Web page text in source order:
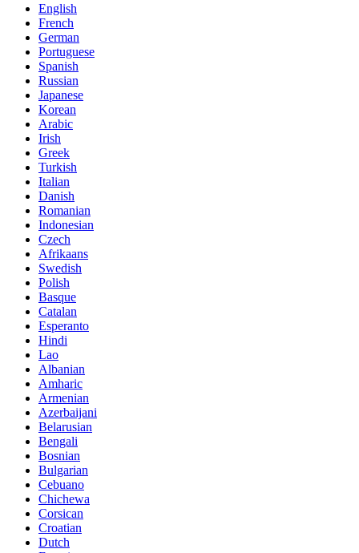
English
French
German
Portuguese
Spanish
Russian
Japanese
Korean
Arabic
Irish
Greek
Turkish
Italian
Danish
Romanian
Indonesian
Czech
Afrikaans
Swedish
Polish
Basque
Catalan
Esperanto
Hindi
Lao
Albanian
Amharic
Armenian
Azerbaijani
Belarusian
Bengali
Bosnian
Bulgarian
Cebuano
Chichewa
Corsican
Croatian
Dutch